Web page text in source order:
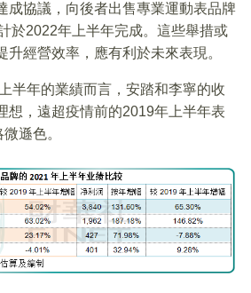
成協議，向後者出售專業運動表品牌
於2022年上半年完成。這些舉措或
升經營效率，應有利於未來表現。
半年的業績而言，安踏和李寧的收
想，遠超疫情前的2019年上半年表
遜色。